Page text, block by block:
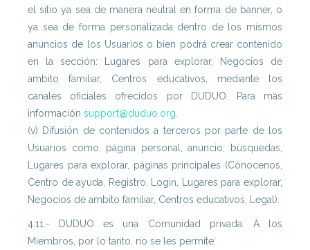
el sitio ya sea de manera neutral en forma de banner, o
ya sea de forma personalizada dentro de los mismos
anuncios de los Usuarios o bien podrá crear contenido
en la sección: Lugares para explorar, Negocios de
ambito familiar, Centros educativos, mediante los
canales oficiales ofrecidos por DUDUO. Para más
información support@duduo.org
(v) Difusión de contenidos a terceros por parte de los
Usuarios como, página personal, anuncio, búsquedas,
Lugares para explorar, páginas principales (Cónocenos,
Centro de ayuda, Registro, Login, Lugares para explorar,
Negocios de ambito familiar, Centros educativos, Legal).
4.11.- DUDUO es una Comunidad privada. A los
Miembros, por lo tanto, no se les permite: